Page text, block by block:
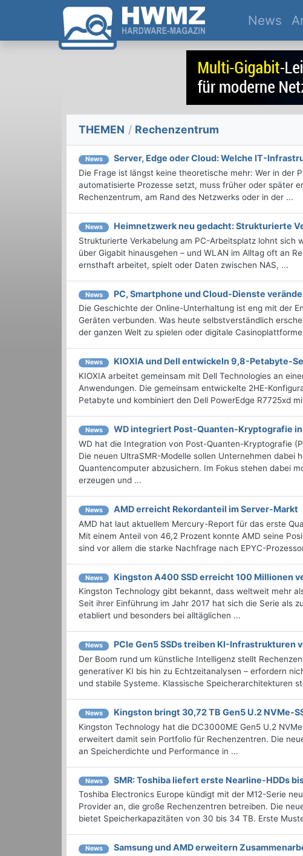
News
THEMEN / Rechenzentrum
News Server, Edge oder Cloud: Welche IT-
Die Frage ist längst keine theoretische mehr: Wer in
automatisierte Prozesse setzt, muss früher oder später
Rechenzentrum, am Rand des Netzwerks oder in der ...
News Heimnetzwerk neu gedacht: Strukturierte
Strukturierte Verkabelung am PC-Arbeitsplatz lohnt sich
über Gigabit hinausgehen – und WLAN im Alltag oft an
ernsthaft arbeitet, spielt oder Daten zwischen NAS, ...
News PC, Smartphone und Cloud-Dienste
Die Geschichte der Online-Unterhaltung ist eng mit der
Geräten verbunden. Was heute selbstverständlich
der ganzen Welt zu spielen oder digitale
News KIOXIA und Dell entwickeln 9,8-Petabyte-
KIOXIA arbeitet gemeinsam mit Dell Technologies an
Anwendungen. Die gemeinsam entwickelte 2HE-
Petabyte und kombiniert den Dell PowerEdge R7725xd
News WD integriert Post-Quanten-Kryptografie
WD hat die Integration von Post-Quanten-Kryptografie
Die neuen UltraSMR-Modelle sollen Unternehmen
Quantencomputer abzusichern. Im Fokus stehen dabei
erzeugen und ...
News AMD erreicht Rekordanteil im Server-Markt
AMD hat laut aktuellem Mercury-Report für das erste
Mit einem Anteil von 46,2 Prozent konnte AMD seine
sind vor allem die starke Nachfrage nach EPYC-
News Kingston A400 SSD erreicht 100 Millionen
Kingston Technology gibt bekannt, dass weltweit mehr
Seit ihrer Einführung im Jahr 2017 hat sich die Serie als
etabliert und besonders bei alltäglichen ...
News PCIe Gen5 SSDs treiben KI-Infrastrukturen
Der Boom rund um künstliche Intelligenz stellt
generativer KI bis hin zu Echtzeitanalysen – erfordern
und stabile Systeme. Klassische Speicherarchitekturen
News Kingston bringt 30,72 TB Gen5 U.2 NVMe-
Kingston Technology hat die DC3000ME Gen5 U.2
erweitert damit sein Portfolio für Rechenzentren. Die
an Speicherdichte und Performance in ...
News SMR: Toshiba liefert erste Nearline-HDDs
Toshiba Electronics Europe kündigt mit der M12-Serie
Provider an, die große Rechenzentren betreiben. Die
bietet Speicherkapazitäten von 30 bis 34 TB. Erste
News Samsung und AMD erweitern